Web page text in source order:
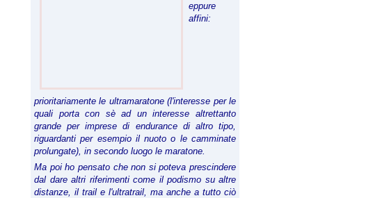
eppure
affini:
prioritariamente le ultramaratone (l'interesse per le
quali porta con sè ad un interesse altrettanto
grande per imprese di endurance di altro tipo,
riguardanti per esempio il nuoto o le camminate
prolungate), in secondo luogo le maratone.
Ma poi ho pensato che non si poteva prescindere
dal dare altri riferimenti come il podismo su altre
distanze, il trail e l'ultratrail, ma anche a tutto ciò